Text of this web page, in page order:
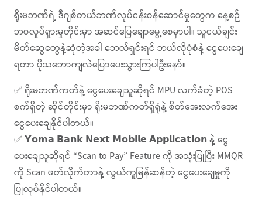
ရိုးမဘဏ်ရဲ့ ဒီဂျစ်တယ်ဘဏ်လုပ်ငန်းဝန်ဆောင်မှုတွေက နေ့စဉ်
ဘဝလှုပ်ရှားမှုတိုင်းမှာ အဆင်ပြေချောမွေ့စေမှာပါ။ သူငယ်ချင်း
မိတ်ဆွေတွေနဲ့ဆုံတဲ့အခါ ဘေလ်ရှင်းရင် ဘယ်လိုပုံစံနဲ့ ငွေပေးချေ
ရတာ ပိုသဘောကျလဲပြောပေးသွားကြပါဦးနော်။
✅ ရိုးမဘဏ်ကတ်နဲ့ ငွေပေးချေသူဆိုရင် MPU လက်ခံတဲ့ POS
စက်ရှိတဲ့ ဆိုင်တိုင်းမှာ ရိုးမဘဏ်ကတ်ရှိရုံနဲ့ စိတ်အေးလက်အေး
ငွေပေးချေနိုင်ပါတယ်။
✅ 𝗬𝗼𝗺𝗮 𝗕𝗮𝗻𝗸 𝗡𝗲𝘅𝘁 𝗠𝗼𝗯𝗶𝗹𝗲 𝗔𝗽𝗽𝗹𝗶𝗰𝗮𝘁𝗶𝗼𝗻 နဲ့ ငွေ
ပေးချေသူဆိုရင် “Scan to Pay” Feature ကို အသုံးပြုပြီး MMQR
ကို Scan ဖတ်လိုက်တာနဲ့ လွယ်ကူမြန်ဆန်တဲ့ ငွေပေးချေမှုကို
ပြုလုပ်နိုင်ပါတယ်။